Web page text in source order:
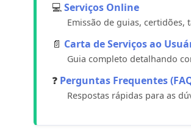
💻Serviços Online
Emissão de guias,
📄 Carta de Serviços ao
Guia completo detalhando
❓ Perguntas Frequentes
Respostas rápidas para as